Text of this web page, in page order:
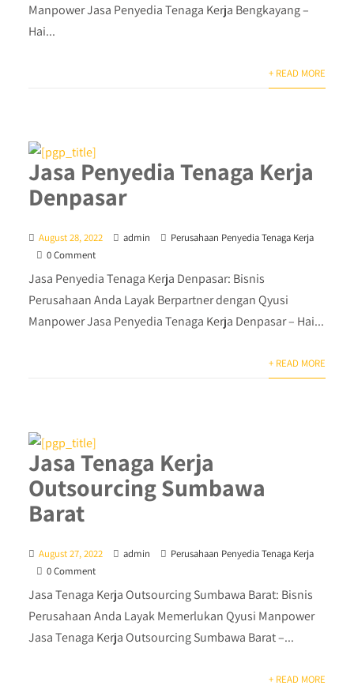
Manpower Jasa Penyedia Tenaga Kerja Bengkayang –
Hai...
+ READ MORE
Jasa Penyedia Tenaga Kerja
Denpasar
August 28, 2022 admin
Perusahaan Penyedia Tenaga Kerja
0 Comment
Jasa Penyedia Tenaga Kerja Denpasar: Bisnis
Perusahaan Anda Layak Berpartner dengan Qyusi
Manpower Jasa Penyedia Tenaga Kerja Denpasar – Hai...
+ READ MORE
Jasa Tenaga Kerja
Outsourcing Sumbawa
Barat
August 27, 2022 admin
Perusahaan Penyedia Tenaga Kerja
0 Comment
Jasa Tenaga Kerja Outsourcing Sumbawa Barat: Bisnis
Perusahaan Anda Layak Memerlukan Qyusi Manpower
Jasa Tenaga Kerja Outsourcing Sumbawa Barat –...
+ READ MORE